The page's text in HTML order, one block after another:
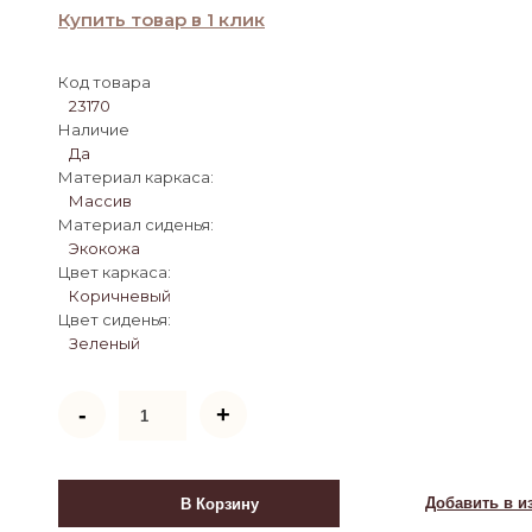
Купить товар в 1 клик
Код товара
23170
Наличие
Да
Материал каркаса:
Массив
Материал сиденья:
Экокожа
Цвет каркаса:
Коричневый
Цвет сиденья:
Зеленый
-
товара
750
Венский
+
В Корзину Добавить в